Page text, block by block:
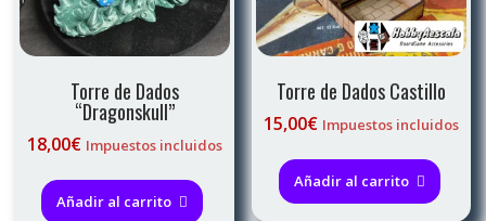
Torre de Dados
“Dragonskull”
18,00€ Impuestos incluidos
Añadir al carrito
Torre de Dados Castillo
15,00€ Impuestos incluidos
Añadir al carrito